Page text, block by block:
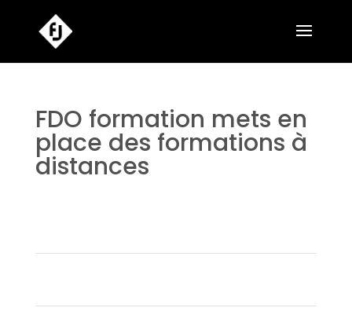
FDO formation mets en
place des formations à
distances